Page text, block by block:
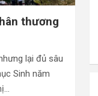
thương
lại đủ sâu
Sinh năm